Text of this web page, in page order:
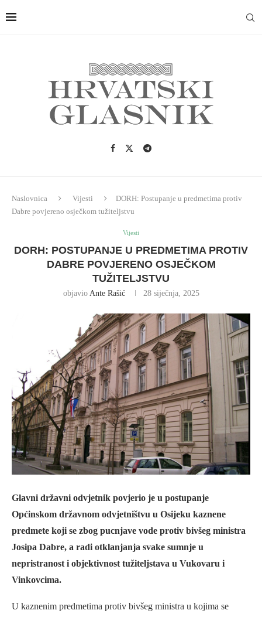
Naslovnica Vijesti
DORH: Postupanje u predmetima protiv
Dabre povjereno osječkom tužiteljstvu
Vijesti
DORH: POSTUPANJE U PREDMETIMA PROTIV
DABRE POVJERENO OSJEČKOM
TUŽITELJSTVU
objavio Ante Rašić 28 siječnja, 2025
Glavni državni odvjetnik povjerio je u postupanje
Općinskom državnom odvjetništvu u Osijeku kaznene
predmete koji se zbog pucnjave vode protiv bivšeg ministra
Josipa Dabre, a radi otklanjanja svake sumnje u
nepristranost i objektivnost tužiteljstava u Vukovaru i
Vinkovcima.
U kaznenim predmetima protiv bivšeg ministra u kojima se